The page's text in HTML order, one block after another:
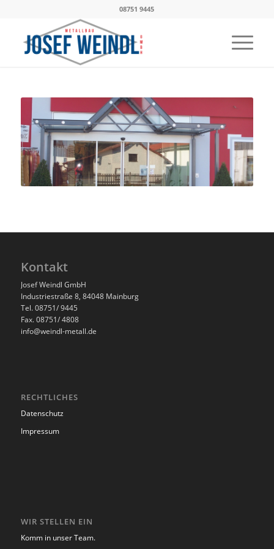
08751 9445
Kontakt
Josef Weindl GmbH
Industriestraße 8, 84048 Mainburg
Tel. 08751/ 9445
Fax. 08751/ 4808
info@weindl-metall.de
RECHTLICHES
Datenschutz
Impressum
WIR STELLEN EIN
Komm in unser Team.